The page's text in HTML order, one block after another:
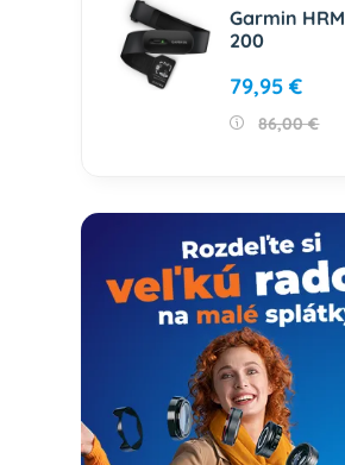
Garmin HRM
200
79,95 €
86,00 €